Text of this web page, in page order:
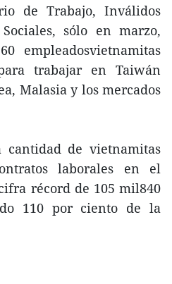
de Trabajo, Inválidos
sólo en marzo,
empleadosvietnamitas
trabajar en Taiwán
Malasia y los mercados
de vietnamitas
laborales en el
récord de 105 mil840
110 por ciento de la